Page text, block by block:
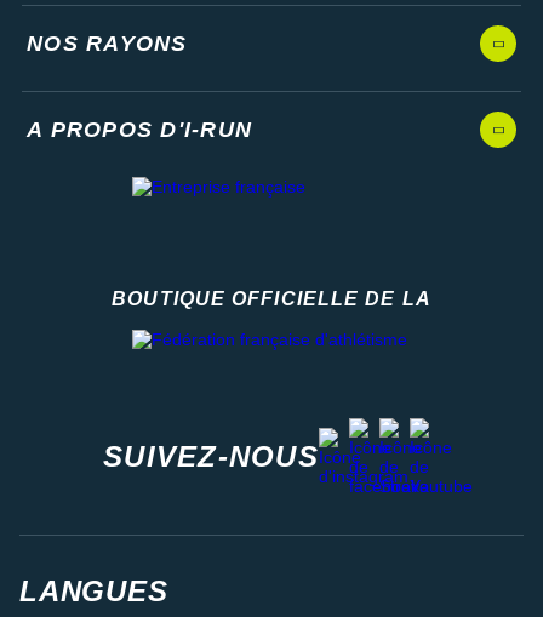
NOS RAYONS
A PROPOS D'I-RUN
BOUTIQUE OFFICIELLE DE LA
SUIVEZ-NOUS
instagram
facebook
stravayoutube
LANGUES
Suunto